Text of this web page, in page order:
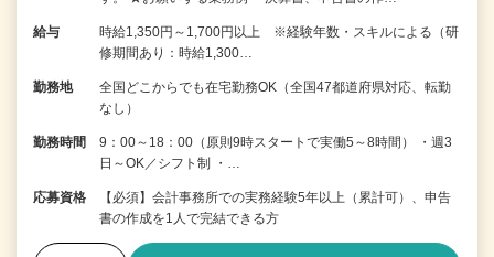
給与
時給1,350円～1,700円以上 ※経験年数・スキルによる（研
修期間あり：時給1,300…
勤務地
全国どこからでも在宅勤務OK（全国47都道府県対応、転勤
なし）
勤務時間
9：00～18：00（原則9時スタートで実働5～8時間） ・週3
日～OK／シフト制 ・…
応募資格
【必須】会計事務所での実務経験5年以上（累計可）、申告
書の作成を1人で完結できる方